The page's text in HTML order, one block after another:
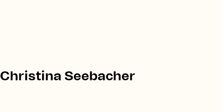
Christina Seebacher